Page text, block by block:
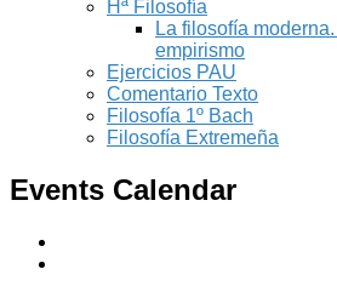
Hª Filosofía
La filosofía
empirismo
Ejercicios PAU
Comentario Texto
Filosofía 1º Bach
Filosofía Extremeña
Events Calendar